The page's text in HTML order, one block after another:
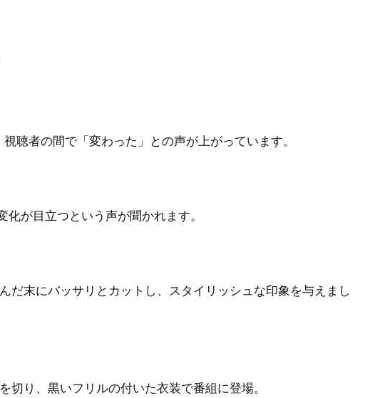
聴者の間で「変わった」との声が上がっています。
が目立つという声が聞かれます。
だ末にバッサリとカットし、スタイリッシュな印象を与えまし
切り、黒いフリルの付いた衣装で番組に登場。